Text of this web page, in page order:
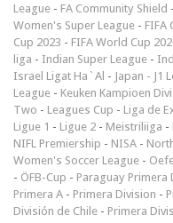
League - FA Community Shield -
Women's Super League - FIFA
Cup 2023 - FIFA World Cup
liga - Indian Super League -
Israel Ligat Ha`Al - Japan - J1
League - Keuken Kampioen
Two - Leagues Cup - Liga de
Ligue 1 - Ligue 2 - Meistriliiga -
NIFL Premiership - NISA -
Women's Soccer League -
- ÖFB-Cup - Paraguay Primera
Primera A - Primera Division -
División de Chile - Primera